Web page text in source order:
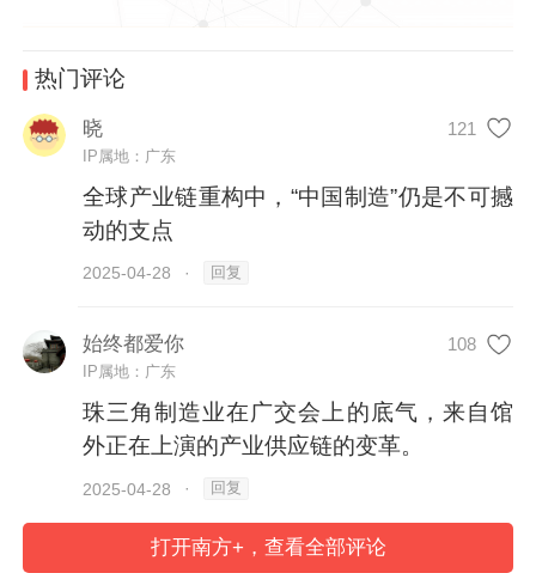
AI电视用西班牙语与南美客商对话，江门“低
碳认证”成为欧洲买家的硬通货，佛山为拉美
市场定制微波炉……
以创新硬核实力锻铸发展引擎，凭全链韧性
生态构建战略纵深，珠三角制造业集群锚定
技术护城河
4月的广州湿热难耐，在广交会服务机器人
热门评论
晓 121
IP属地：广东
全球产业链重构中，“中国制造”仍是不可撼
动的支点
2025-04-28 · 回复
始终都爱你 108
IP属地：广东
珠三角制造业在广交会上的底气，来自馆
外正在上演的产业供应链的变革。
2025-04-28 · 回复
打开南方+，查看全部评论